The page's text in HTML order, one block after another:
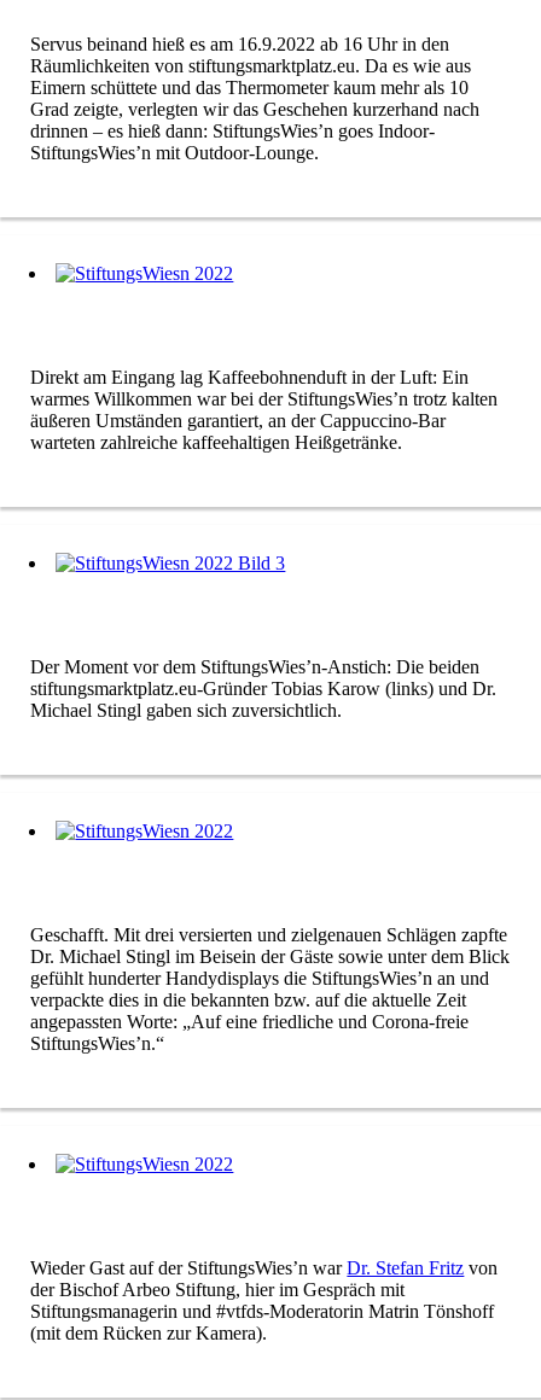
Servus beinand hieß es am 16.9.2022 ab 16 Uhr in den
Räumlichkeiten von stiftungsmarktplatz.eu. Da es wie aus
Eimern schüttete und das Thermometer kaum mehr als 10
Grad zeigte, verlegten wir das Geschehen kurzerhand nach
drinnen – es hieß dann: StiftungsWies’n goes Indoor-
StiftungsWies’n mit Outdoor-Lounge.
Direkt am Eingang lag Kaffeebohnenduft in der Luft: Ein
warmes Willkommen war bei der StiftungsWies’n trotz kalten
äußeren Umständen garantiert, an der Cappuccino-Bar
warteten zahlreiche kaffeehaltigen Heißgetränke.
Der Moment vor dem StiftungsWies’n-Anstich: Die beiden
stiftungsmarktplatz.eu-Gründer Tobias Karow (links) und Dr.
Michael Stingl gaben sich zuversichtlich.
Geschafft. Mit drei versierten und zielgenauen Schlägen zapfte
Dr. Michael Stingl im Beisein der Gäste sowie unter dem Blick
gefühlt hunderter Handydisplays die StiftungsWies’n an und
verpackte dies in die bekannten bzw. auf die aktuelle Zeit
angepassten Worte: „Auf eine friedliche und Corona-freie
StiftungsWies’n.“
Wieder Gast auf der StiftungsWies’n warDr. Stefan Fritz von
der Bischof Arbeo Stiftung, hier im Gespräch mit
Stiftungsmanagerin und #vtfds-Moderatorin Matrin Tönshoff
(mit dem Rücken zur Kamera).